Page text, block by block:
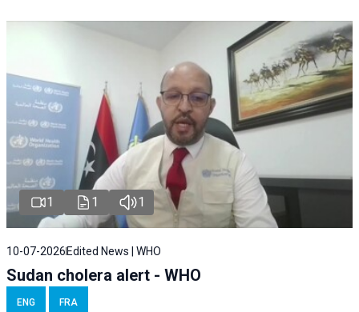
1 1 1
10-07-2026 Edited News | WHO
Sudan cholera alert - WHO
ENG FRA